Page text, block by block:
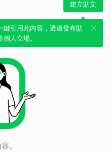
建立貼文
鍵引用此內容，透過發布貼
人立場。
。